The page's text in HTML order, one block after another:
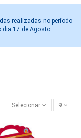
realizadas no período
dia 17 de Agosto.
Selecionar 9